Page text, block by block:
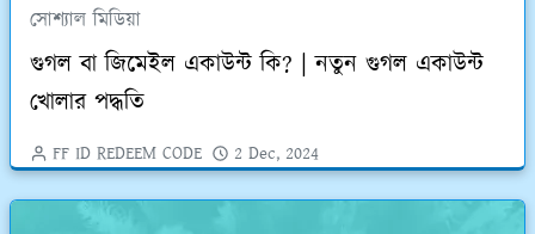
সোশ্যাল মিডিয়া
গুগল বা জিমেইল একাউন্ট কি? | নতুন গুগল একাউন্ট
খোলার পদ্ধতি
FF ID REDEEM CODE 2 Dec, 2024